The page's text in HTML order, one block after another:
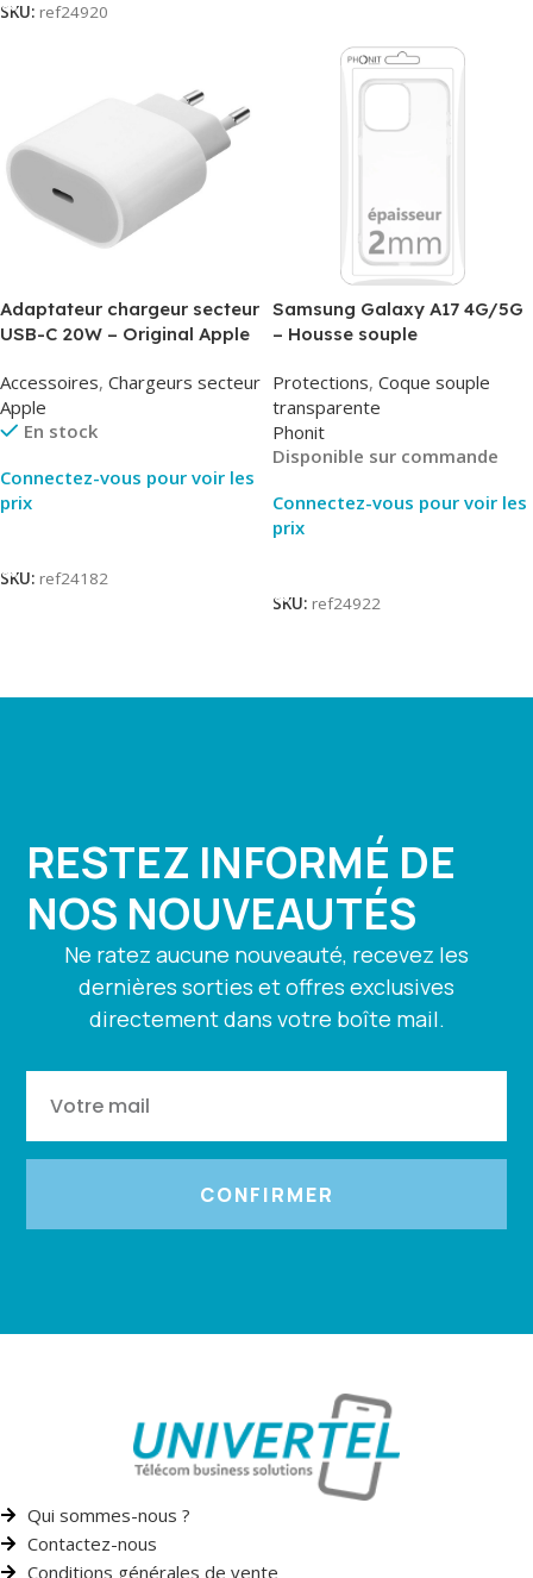
SKU: ref24920
Adaptateur chargeur secteur
USB-C 20W – Original Apple
Accessoires, Chargeurs secteur
Apple
En stock
Connectez-vous pour voir les
prix
SKU: ref24182
Samsung Galaxy A17 4G/5G
– Housse souple
Protections, Coque souple
transparente
Phonit
Disponible sur commande
Connectez-vous pour voir les
prix
SKU: ref24922
RESTEZ INFORMÉ DE
NOS NOUVEAUTÉS
Ne ratez aucune nouveauté, recevez les
dernières sorties et offres exclusives
directement dans votre boîte mail.
CONFIRMER
Qui sommes-nous ?
Contactez-nous
Conditions générales de vente